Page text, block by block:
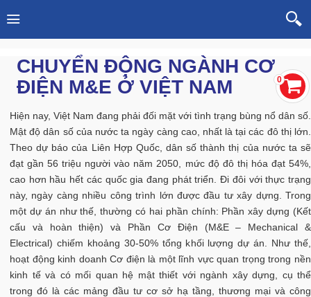
CHUYỂN ĐỘNG NGÀNH CƠ
ĐIỆN M&E Ở VIỆT NAM
Hiện nay, Việt Nam đang phải đối mặt với tình trạng bùng nổ dân số.
Mật độ dân số của nước ta ngày càng cao, nhất là tại các đô thị lớn.
Theo dự báo của Liên Hợp Quốc, dân số thành thị của nước ta sẽ
đạt gần 56 triệu người vào năm 2050, mức độ đô thị hóa đạt 54%,
cao hơn hầu hết các quốc gia đang phát triển. Đi đôi với thực trạng
này, ngày càng nhiều công trình lớn được đầu tư xây dựng. Trong
một dự án như thế, thường có hai phần chính: Phần xây dựng (Kết
cấu và hoàn thiện) và Phần Cơ Điện (M&E – Mechanical &
Electrical) chiếm khoảng 30-50% tổng khối lượng dự án. Như thế,
hoạt động kinh doanh Cơ điện là một lĩnh vực quan trọng trong nền
kinh tế và có mối quan hệ mật thiết với ngành xây dựng, cụ thể
trong đó là các mảng đầu tư cơ sở hạ tầng, thương mại và công
0